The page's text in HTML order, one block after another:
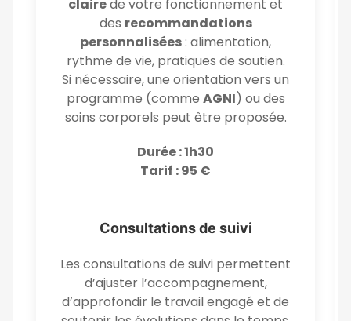
clairede votre fonctionnement et
des recommandations
personnalisées: alimentation,
rythme de vie, pratiques de soutien.
Si nécessaire, une orientation vers un
programme (comme AGNI) ou des
soins corporels peut être proposée.
Durée : 1h30
Tarif : 95 €
Consultations de suivi
Les consultations de suivi permettent
d’ajuster l’accompagnement,
d’approfondir le travail engagé et de